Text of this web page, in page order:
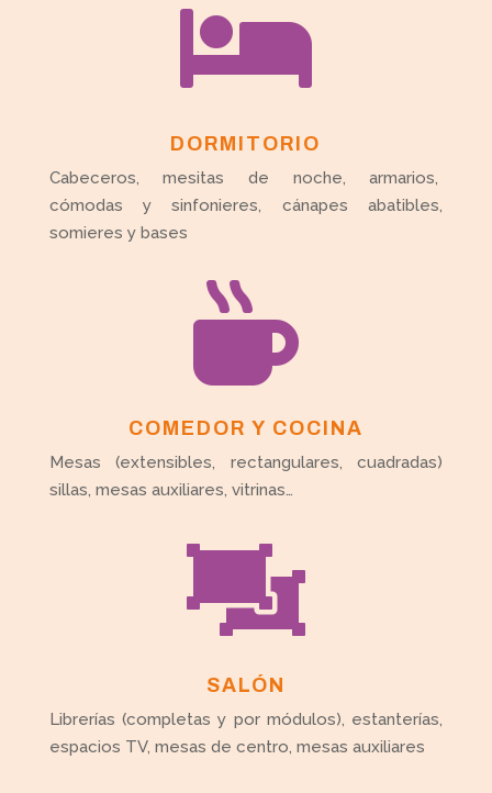

DORMITORIO
Cabeceros, mesitas de noche, armarios,
cómodas y sinfonieres, cánapes abatibles,
somieres y bases

COMEDOR Y COCINA
Mesas (extensibles, rectangulares, cuadradas)
sillas, mesas auxiliares, vitrinas…

SALÓN
Librerías (completas y por módulos), estanterías,
espacios TV, mesas de centro, mesas auxiliares